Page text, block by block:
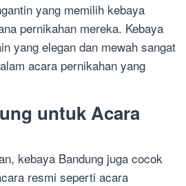
yang memilih kebaya
pernikahan mereka. Kebaya
yang elegan dan mewah sangat
acara pernikahan yang
untuk Acara
kebaya Bandung juga cocok
resmi seperti acara